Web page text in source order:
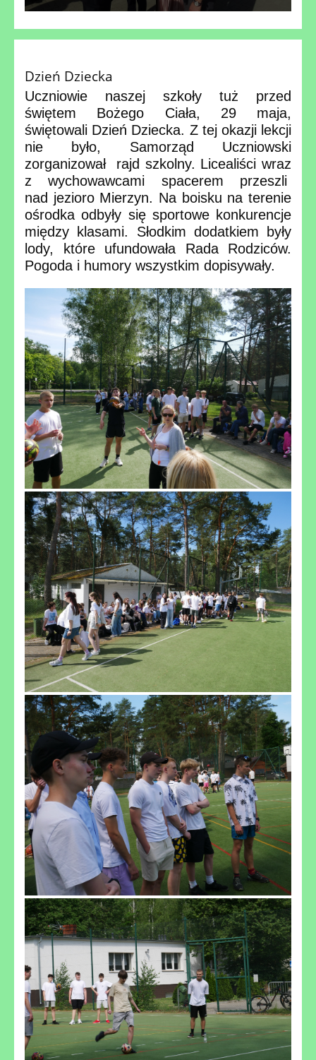
Dzień Dziecka
Uczniowie naszej szkoły tuż przed
świętem Bożego Ciała, 29 maja,
świętowali Dzień Dziecka. Z tej okazji lekcji
nie było, Samorząd Uczniowski
zorganizował rajd szkolny. Licealiści wraz
z wychowawcami spacerem przeszli
nad jezioro Mierzyn. Na boisku na terenie
ośrodka odbyły się sportowe konkurencje
między klasami. Słodkim dodatkiem były
lody, które ufundowała Rada Rodziców.
Pogoda i humory wszystkim dopisywały.